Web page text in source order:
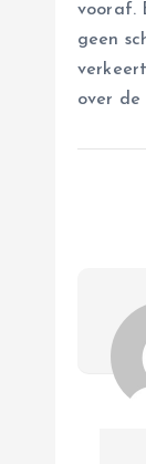
vooraf.
geen
over de